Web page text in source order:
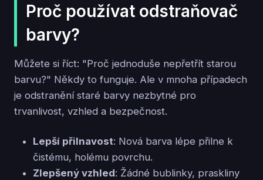
Proč používat odstraňovač
barvy?
Můžete si říct: "Proč jednoduše nepřetřít starou
barvu?" Někdy to funguje. Ale v mnoha případech
je odstranění staré barvy nezbytné pro
trvanlivost, vzhled a bezpečnost.
Lepší přilnavost: Nová barva lépe přilne k
čistému, holému povrchu.
Zlepšený vzhled: Žádné bublinky, praskliny